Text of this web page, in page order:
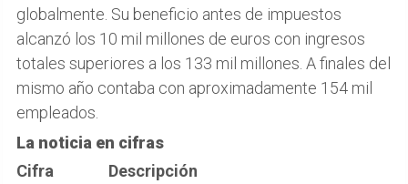
globalmente. Su beneficio antes de impuestos
alcanzó los 10 mil millones de euros con ingresos
totales superiores a los 133 mil millones. A finales del
mismo año contaba con aproximadamente 154 mil
empleados.
La noticia en cifras
Cifra
Descripción